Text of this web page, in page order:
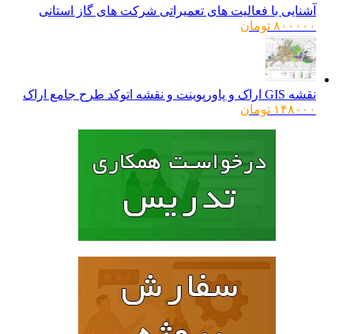
آشنایی با فعالیت های تعمیراتی شرکت های گاز استانی
۸۰۰۰۰۰ تومان
نقشه GIS اراک و پاورپوینت و نقشه اتوکد طرح جامع اراک
۱۴۸۰۰۰ تومان